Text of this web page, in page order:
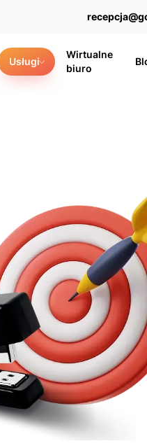
Usługi
Wirtualne
biuro